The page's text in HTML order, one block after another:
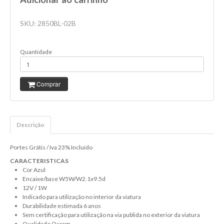
RY10W
WY5W
C5W
H10W
P21/4W
WY21W
W3W
W1.2W
SKU: 2850BL-02B
Quantidade
Comprar
Descrição
Portes Grátis / Iva 23% Incluído
CARACTERISTICAS
Cor Azul
Encaixe/base W5W/W2.1x9.5d
12V / 1W
Indicado para utilização no interior da viatura
Durabilidade estimada 6 anos
Sem certificação para utilização na via publida no exterior da viatura